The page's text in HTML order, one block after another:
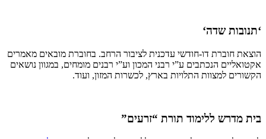
‘תנובות שדה‘
הוצאת חוברת דו-חודשי עדכנית לציבור הרחב. בחוברת מובאים מאמרים
אקטואליים הנכתבים ע”י רבני המכון וע”י רבנים מומחים, במגוון נושאים
הקשורים למצוות התלויות בארץ, לכשרות המזון, ועוד.
בית מדרש ללימוד תורת “זרעים”